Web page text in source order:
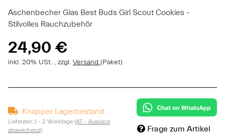
Aschenbecher Glas Best Buds Girl Scout Cookies -
Stilvolles Rauchzubehör
24,90 €
inkl. 20% USt. , zzgl. Versand (Paket)
Knapper Lagerbestand
Lieferzeit: 1 - 2 Werktage (AT - Ausland
abweichend)
Frage zum Artikel